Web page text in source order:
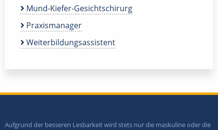
Mund-Kiefer-Gesichtschirurg
Praxismanager
Weiterbildungsassistent
Aufgrund der besseren Lesbarkeit wird stets nur die maskuline oder die